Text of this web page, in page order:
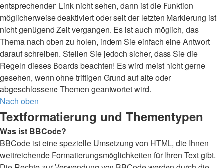
entsprechenden Link nicht sehen, dann ist die Funktion
möglicherweise deaktiviert oder seit der letzten Markierung ist
nicht genügend Zeit vergangen. Es ist auch möglich, das
Thema nach oben zu holen, indem Sie einfach eine Antwort
darauf schreiben. Stellen Sie jedoch sicher, dass Sie die
Regeln dieses Boards beachten! Es wird meist nicht gerne
gesehen, wenn ohne triftigen Grund auf alte oder
abgeschlossene Themen geantwortet wird.
Nach oben
Textformatierung und Thementypen
Was ist BBCode?
BBCode ist eine spezielle Umsetzung von HTML, die Ihnen
weitreichende Formatierungsmöglichkeiten für Ihren Text gibt.